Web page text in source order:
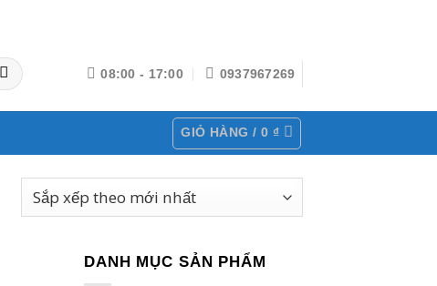
08:00 - 17:00 0937967269
GIỎ HÀNG / 0 ₫
DANH MỤC SẢN PHẨM